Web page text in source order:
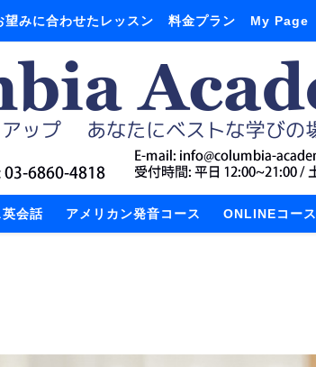
望みに合わせたレッスン 料金プラン My Page
英会話 アメリカン発音コース ONLINEコース